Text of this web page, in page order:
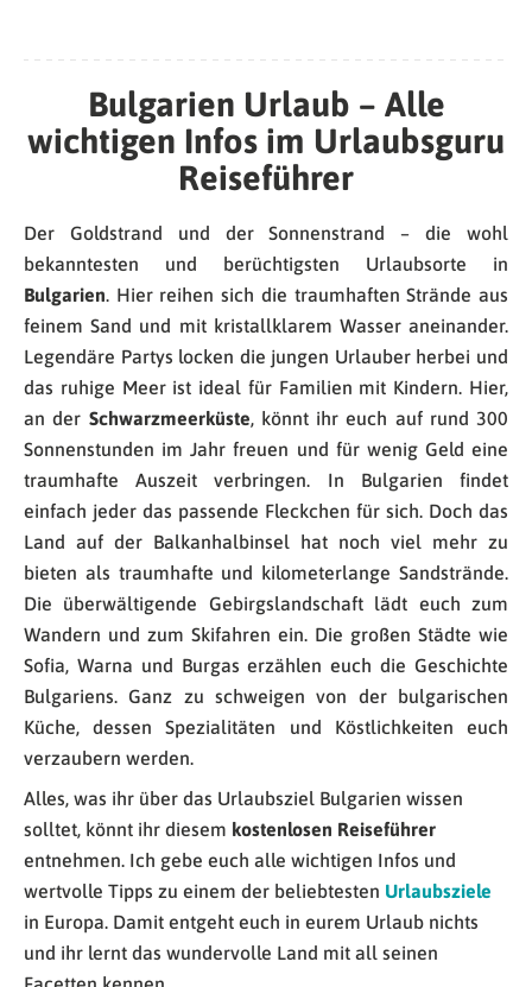
Bulgarien Urlaub – Alle
wichtigen Infos im Urlaubsguru
Reiseführer
Der Goldstrand und der Sonnenstrand – die wohl
bekanntesten und berüchtigsten Urlaubsorte in
Bulgarien. Hier reihen sich die traumhaften Strände aus
feinem Sand und mit kristallklarem Wasser aneinander.
Legendäre Partys locken die jungen Urlauber herbei und
das ruhige Meer ist ideal für Familien mit Kindern. Hier,
an der Schwarzmeerküste, könnt ihr euch auf rund 300
Sonnenstunden im Jahr freuen und für wenig Geld eine
traumhafte Auszeit verbringen. In Bulgarien findet
einfach jeder das passende Fleckchen für sich. Doch das
Land auf der Balkanhalbinsel hat noch viel mehr zu
bieten als traumhafte und kilometerlange Sandstrände.
Die überwältigende Gebirgslandschaft lädt euch zum
Wandern und zum Skifahren ein. Die großen Städte wie
Sofia, Warna und Burgas erzählen euch die Geschichte
Bulgariens. Ganz zu schweigen von der bulgarischen
Küche, dessen Spezialitäten und Köstlichkeiten euch
verzaubern werden.
Alles, was ihr über das Urlaubsziel Bulgarien wissen
solltet, könnt ihr diesem kostenlosen Reiseführer
entnehmen. Ich gebe euch alle wichtigen Infos und
wertvolle Tipps zu einem der beliebtesten Urlaubsziele
in Europa. Damit entgeht euch in eurem Urlaub nichts
und ihr lernt das wundervolle Land mit all seinen